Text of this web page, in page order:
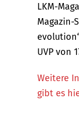
LKM-
Magazin-
UVP von
Weitere
gibt es